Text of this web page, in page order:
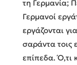
τη Γερμανία;
Γερμανοί
εργάζονται
σαράντα τοις
επίπεδα. Ό,τι